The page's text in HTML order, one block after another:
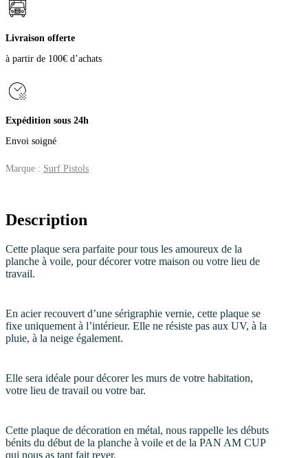
Livraison offerte
à partir de 100€ d’achats
Expédition sous 24h
Envoi soigné
Marque : Surf Pistols
Description
Cette plaque sera parfaite pour tous les amoureux de la
planche à voile, pour décorer votre maison ou votre lieu de
travail.
En acier recouvert d’une sérigraphie vernie, cette plaque se
fixe uniquement à l’intérieur. Elle ne résiste pas aux UV, à la
pluie, à la neige également.
Elle sera idéale pour décorer les murs de votre habitation,
votre lieu de travail ou votre bar.
Cette plaque de décoration en métal, nous rappelle les débuts
bénits du début de la planche à voile et de la PAN AM CUP
qui nous as tant fait rever.